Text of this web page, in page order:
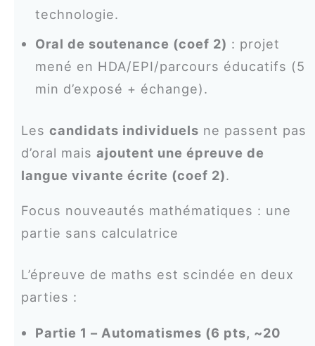
technologie.
Oral de soutenance (coef 2) : projet
mené en HDA/EPI/parcours éducatifs (5
min d’exposé + échange).
Les candidats individuels ne passent pas
d’oral mais ajoutent une épreuve de
langue vivante écrite (coef 2).
Focus nouveautés mathématiques : une
partie sans calculatrice
L’épreuve de maths est scindée en deux
parties :
Partie 1 – Automatismes (6 pts, ~20